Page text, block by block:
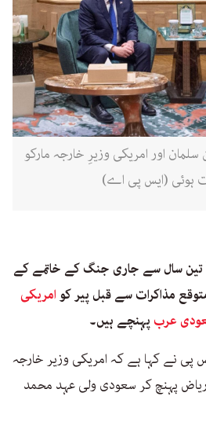
اور امریکی وزیرِ خارجہ مارکو
ہوئی (ایس پی اے)
تین سال سے جاری جنگ کے خاتمے کے
مذاکرات سے قبل پیر کو امریکی
عربپہنچے ہیں۔
پی نے کہا ہے کہ امریکی وزیر خارجہ
ریاض پہنچ کر سعودی ولی عہد محمد